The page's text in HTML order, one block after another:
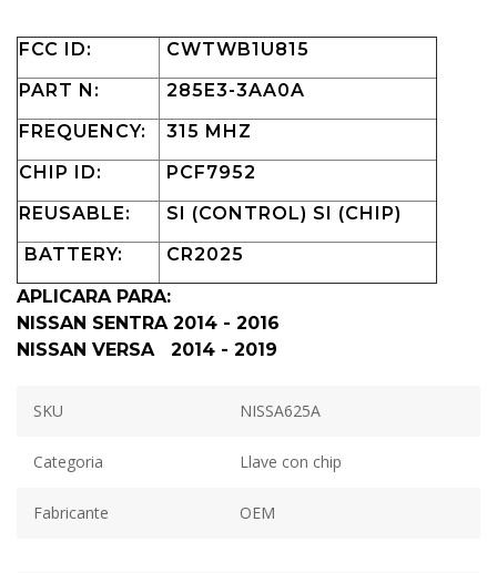
FCC ID:
CWTWB1U815
PART N:
285E3-3AA0A
FREQUENCY:
315 MHZ
CHIP ID:
PCF7952
REUSABLE:
SI (CONTROL) SI (CHIP)
BATTERY:
CR2025
APLICARA PARA:
NISSAN SENTRA 2014 - 2016
NISSAN VERSA 2014 - 2019
SKU NISSA625A
Categoria Llave con chip
Fabricante OEM